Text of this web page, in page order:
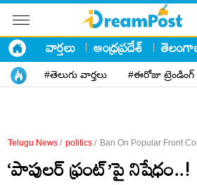
వార్తలు ఆంధ్రప్రదేశ్
#తెలుగు వార్తలు #ఈరోజు
Telugu News / politics / Ban On Popular Front
‘పాపులర్‌ ఫ్రంట్‌’పై నిషేధం..!